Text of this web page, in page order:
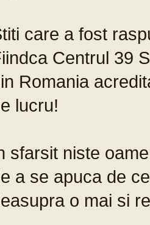
care a fost
Centrul 39
Romania
lucru!
sfarsit niste
a se apuca de
o mai si